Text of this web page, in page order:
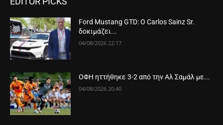
Ford Mustang GTD: Ο Carlos Sainz Sr.
δοκιμάζει...
04/08/2026 22:17
ΟΦΗ ηττήθηκε 3-2 από την Αλ Σαμάλ με...
04/08/2026 20:40